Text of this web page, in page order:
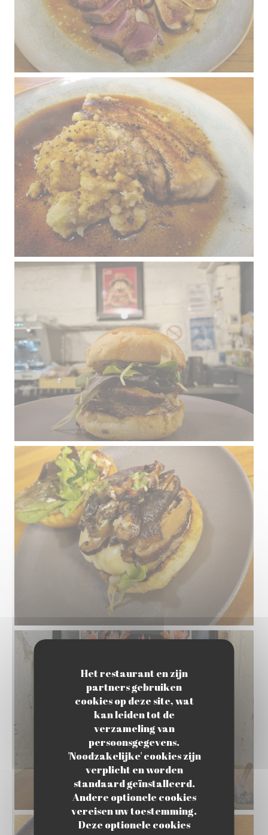
Het restaurant en zijn
partners gebruiken
cookies op deze site, wat
kan leiden tot de
verzameling van
persoonsgegevens.
'Noodzakelijke' cookies zijn
verplicht en worden
standaard geïnstalleerd.
Andere optionele cookies
vereisen uw toestemming.
Deze optionele cookies